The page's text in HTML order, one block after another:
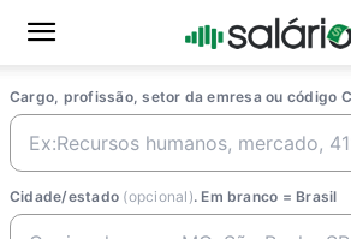
Cargo, profissão, setor da emresa ou código
Cidade/estado (opcional). Em branco = Brasil